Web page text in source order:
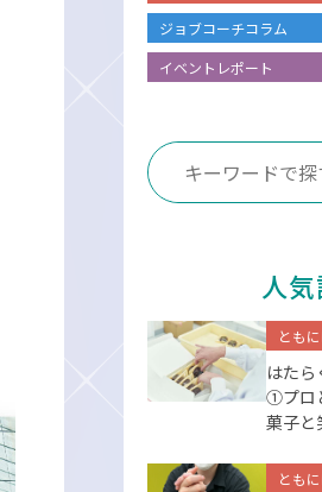
ジョブコーチコラム
イベントレポート
人
とも
はた
①プロ
菓⼦と
とも